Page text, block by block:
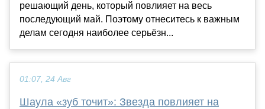
решающий день, который повлияет на весь
последующий май. Поэтому отнеситесь к важным
делам сегодня наиболее серьёзн...
01:07, 24 Авг
Шаула «зуб точит»: Звезда повлияет на